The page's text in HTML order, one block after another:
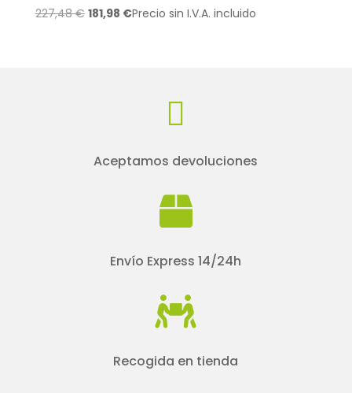
227,48€ El
181,98 €El
Precio sin I.V.A. incluido

Aceptamos devoluciones

Envío Express 14/24h

Recogida en tienda